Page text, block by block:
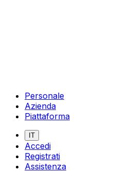
Personale
Azienda
Piattaforma
IT
Accedi
Registrati
Assistenza